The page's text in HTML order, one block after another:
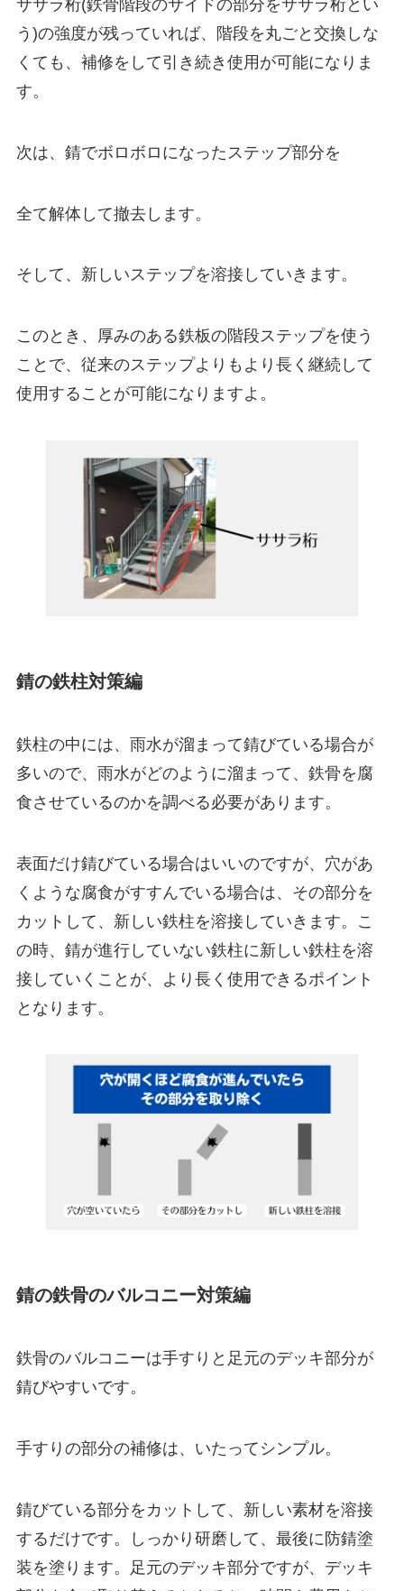
ササラ桁(鉄骨階段のサイドの部分をササラ桁とい
う)の強度が残っていれば、階段を丸ごと交換しな
くても、補修をして引き続き使用が可能になりま
す。
次は、錆でボロボロになったステップ部分を
全て解体して撤去します。
そして、新しいステップを溶接していきます。
このとき、厚みのある鉄板の階段ステップを使う
ことで、従来のステップよりもより長く継続して
使用することが可能になりますよ。
錆の鉄柱対策編
鉄柱の中には、雨水が溜まって錆びている場合が
多いので、雨水がどのように溜まって、鉄骨を腐
食させているのかを調べる必要があります。
表面だけ錆びている場合はいいのですが、穴があ
くような腐食がすすんでいる場合は、その部分を
カットして、新しい鉄柱を溶接していきます。こ
の時、錆が進行していない鉄柱に新しい鉄柱を溶
接していくことが、より長く使用できるポイント
となります。
錆の鉄骨のバルコニー対策編
鉄骨のバルコニーは手すりと足元のデッキ部分が
錆びやすいです。
手すりの部分の補修は、いたってシンプル。
錆びている部分をカットして、新しい素材を溶接
するだけです。しっかり研磨して、最後に防錆塗
装を塗ります。足元のデッキ部分ですが、デッキ